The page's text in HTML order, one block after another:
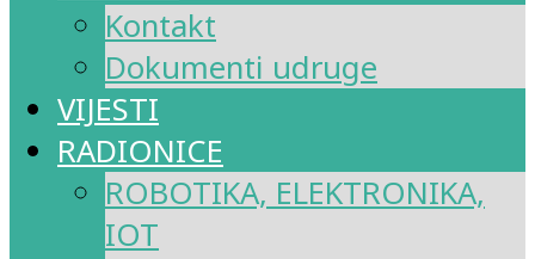
Kontakt
Dokumenti udruge
VIJESTI
RADIONICE
ROBOTIKA, ELEKTRONIKA,
IOT